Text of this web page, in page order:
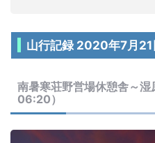
山行記録 2020年7月21
南暑寒荘野営場休憩舎～
06:20）